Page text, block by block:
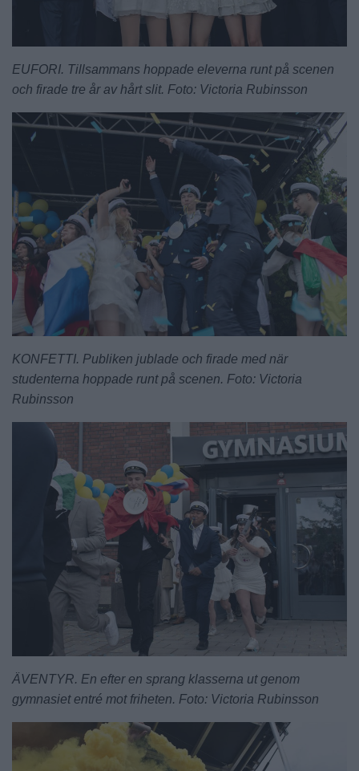
EUFORI. Tillsammans hoppade eleverna runt på scenen
och firade tre år av hårt slit. Foto: Victoria Rubinsson
KONFETTI. Publiken jublade och firade med när
studenterna hoppade runt på scenen. Foto: Victoria
Rubinsson
ÄVENTYR. En efter en sprang klasserna ut genom
gymnasiet entré mot friheten. Foto: Victoria Rubinsson